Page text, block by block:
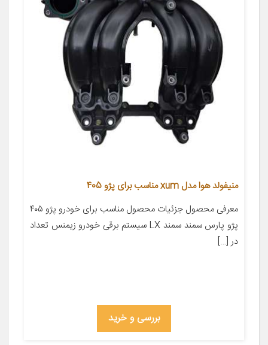
منیفولد هوا مدل xum مناسب برای پژو 405
معرفی محصول جزئیات محصول مناسب برای خودرو پژو ۴۰۵
پژو پارس سمند سمند LX سیستم برقی خودرو زیمنس تعداد
در […]
بررسی و خرید